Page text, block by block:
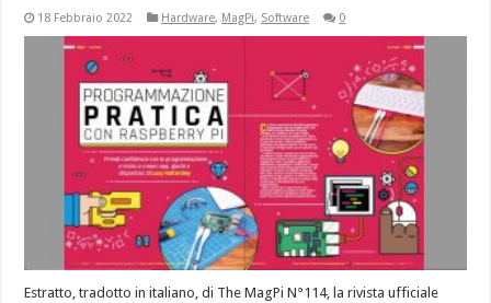
18 Febbraio 2022 Hardware, MagPi, Software 0
Estratto, tradotto in italiano, di The MagPi N°114, la rivista ufficiale